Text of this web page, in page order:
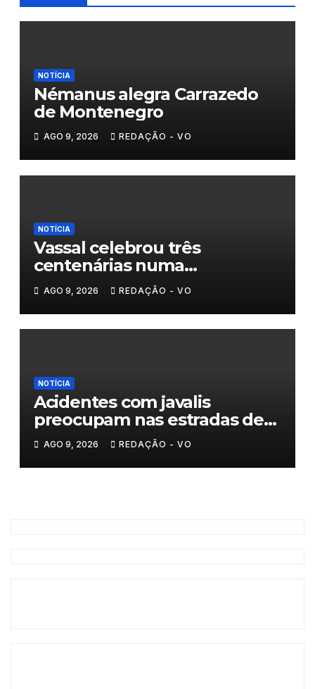
NOTÍCIA
Némanus alegra Carrazedo
de Montenegro
AGO 9, 2026 REDAÇÃO - VO
NOTÍCIA
Vassal celebrou três
centenárias numa
homenagem a um século de
histórias
AGO 9, 2026 REDAÇÃO - VO
NOTÍCIA
Acidentes com javalis
preocupam nas estradas de
Trás-os-Montes
AGO 9, 2026 REDAÇÃO - VO